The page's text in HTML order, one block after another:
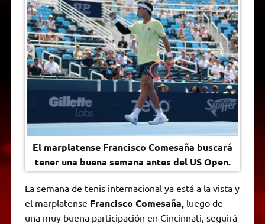
A
p
p
r
a
m
e
r
o
o
k
g
e
r
i
n
k
F
r
i
e
n
d
l
y
El marplatense Francisco Comesaña buscará
tener una buena semana antes del US Open.
La semana de tenis internacional ya está a la vista y
el marplatense Francisco Comesaña, luego de
una muy buena participación en Cincinnati, seguirá